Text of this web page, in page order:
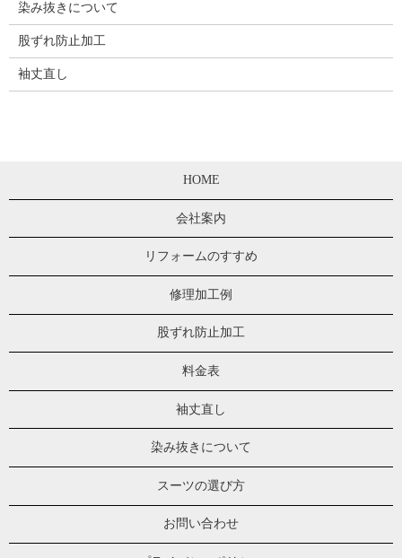
染み抜きについて
股ずれ防止加工
袖丈直し
HOME
会社案内
リフォームのすすめ
修理加工例
股ずれ防止加工
料金表
袖丈直し
染み抜きについて
スーツの選び方
お問い合わせ